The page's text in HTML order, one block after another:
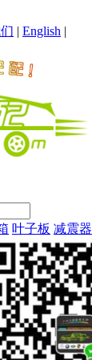
| English |
叶子板 减震器